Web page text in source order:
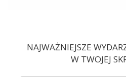
NAJWAŻNIEJSZE
W TWOJEJ